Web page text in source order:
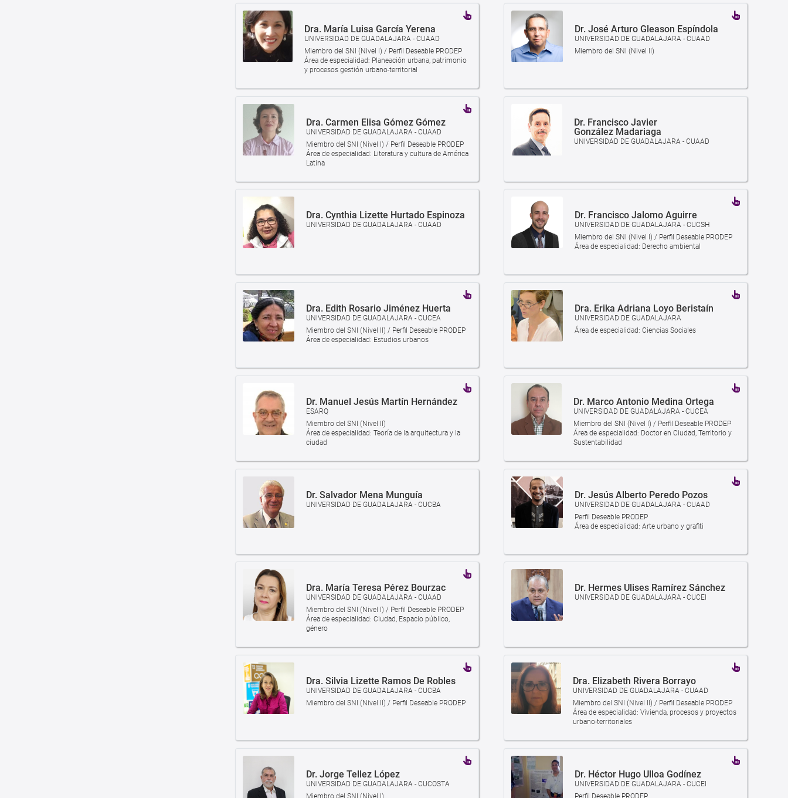
Dra. María Luisa García Yerena
UNIVERSIDAD DE GUADALAJARA - CUAAD
Miembro del SNI (Nivel I) / Perfil Deseable PRODEP
Área de especialidad: Planeación urbana, patrimonio
y procesos gestión urbano-territorial
Dr. José Arturo Gleason Espíndola
UNIVERSIDAD DE GUADALAJARA - CUAAD
Miembro del SNI (Nivel II)
Dra. Carmen Elisa Gómez Gómez
UNIVERSIDAD DE GUADALAJARA - CUAAD
Miembro del SNI (Nivel I) / Perfil Deseable PRODEP
Área de especialidad: Literatura y cultura de América
Latina
Dr. Francisco Javier
González Madariaga
UNIVERSIDAD DE GUADALAJARA - CUAAD
Dra. Cynthia Lizette Hurtado Espinoza
UNIVERSIDAD DE GUADALAJARA - CUAAD
Dr. Francisco Jalomo Aguirre
UNIVERSIDAD DE GUADALAJARA - CUCSH
Miembro del SNI (Nivel I) / Perfil Deseable PRODEP
Área de especialidad: Derecho ambiental
Dra. Edith Rosario Jiménez Huerta
UNIVERSIDAD DE GUADALAJARA - CUCEA
Miembro del SNI (Nivel II) / Perfil Deseable PRODEP
Área de especialidad: Estudios urbanos
Dra. Erika Adriana Loyo Beristaín
UNIVERSIDAD DE GUADALAJARA
Área de especialidad: Ciencias Sociales
Dr. Manuel Jesús Martín Hernández
ESARQ
Miembro del SNI (Nivel II)
Área de especialidad: Teoría de la arquitectura y la
ciudad
Dr. Marco Antonio Medina Ortega
UNIVERSIDAD DE GUADALAJARA - CUCEA
Miembro del SNI (Nivel I) / Perfil Deseable PRODEP
Área de especialidad: Doctor en Ciudad, Territorio y
Sustentabilidad
Dr. Salvador Mena Munguía
UNIVERSIDAD DE GUADALAJARA - CUCBA
Dr. Jesús Alberto Peredo Pozos
UNIVERSIDAD DE GUADALAJARA - CUAAD
Perfil Deseable PRODEP
Área de especialidad: Arte urbano y grafiti
Dra. María Teresa Pérez Bourzac
UNIVERSIDAD DE GUADALAJARA - CUAAD
Miembro del SNI (Nivel I) / Perfil Deseable PRODEP
Área de especialidad: Ciudad, Espacio público,
género
Dr. Hermes Ulises Ramírez Sánchez
UNIVERSIDAD DE GUADALAJARA - CUCEI
Dra. Silvia Lizette Ramos De Robles
UNIVERSIDAD DE GUADALAJARA - CUCBA
Miembro del SNI (Nivel II) / Perfil Deseable PRODEP
Dra. Elizabeth Rivera Borrayo
UNIVERSIDAD DE GUADALAJARA - CUAAD
Miembro del SNI (Nivel II) / Perfil Deseable PRODEP
Área de especialidad: Vivienda, procesos y proyectos
urbano-territoriales
Dr. Jorge Tellez López
UNIVERSIDAD DE GUADALAJARA - CUCOSTA
Miembro del SNI (Nivel I)
Dr. Héctor Hugo Ulloa Godínez
UNIVERSIDAD DE GUADALAJARA - CUCEI
Perfil Deseable PRODEP